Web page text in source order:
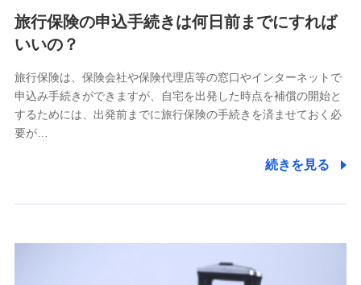
旅行保険の申込手続きは何日前までにすれば
いいの？
旅行保険は、保険会社や保険代理店等の窓口やインターネットで
申込み手続きができますが、自宅を出発した時点を補償の開始と
するためには、出発前までに旅行保険の手続きを済ませておく必
要が…
続きを見る